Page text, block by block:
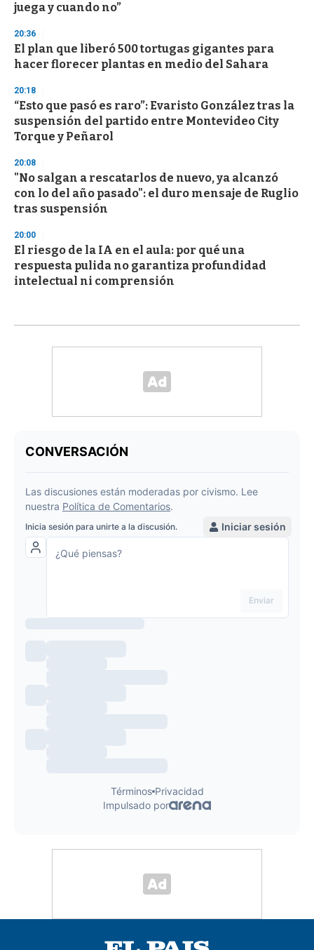
juega y cuando no”
20:36
El plan que liberó 500 tortugas gigantes para
hacer florecer plantas en medio del Sahara
20:18
“Esto que pasó es raro”: Evaristo González tras la
suspensión del partido entre Montevideo City
Torque y Peñarol
20:08
"No salgan a rescatarlos de nuevo, ya alcanzó
con lo del año pasado": el duro mensaje de Ruglio
tras suspensión
20:00
El riesgo de la IA en el aula: por qué una
respuesta pulida no garantiza profundidad
intelectual ni comprensión